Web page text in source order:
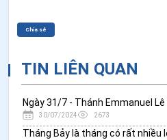
Chia sẻ
TIN LIÊN QUAN
Ngày 31/7 - Thánh Emmanuel Lê
30/07/2024 2673